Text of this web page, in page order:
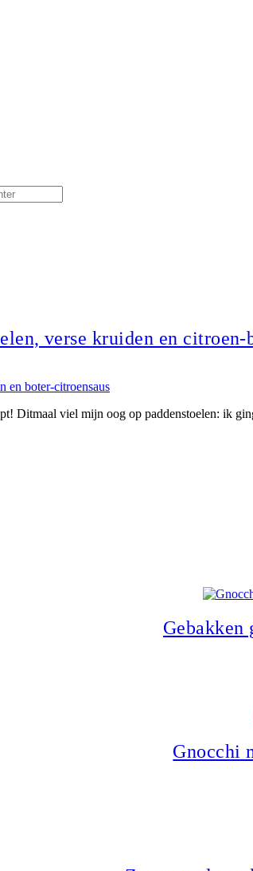
verse kruiden en citroen-
Ditmaal viel mijn oog op paddenstoelen: ik
Gebakken
Gnocchi